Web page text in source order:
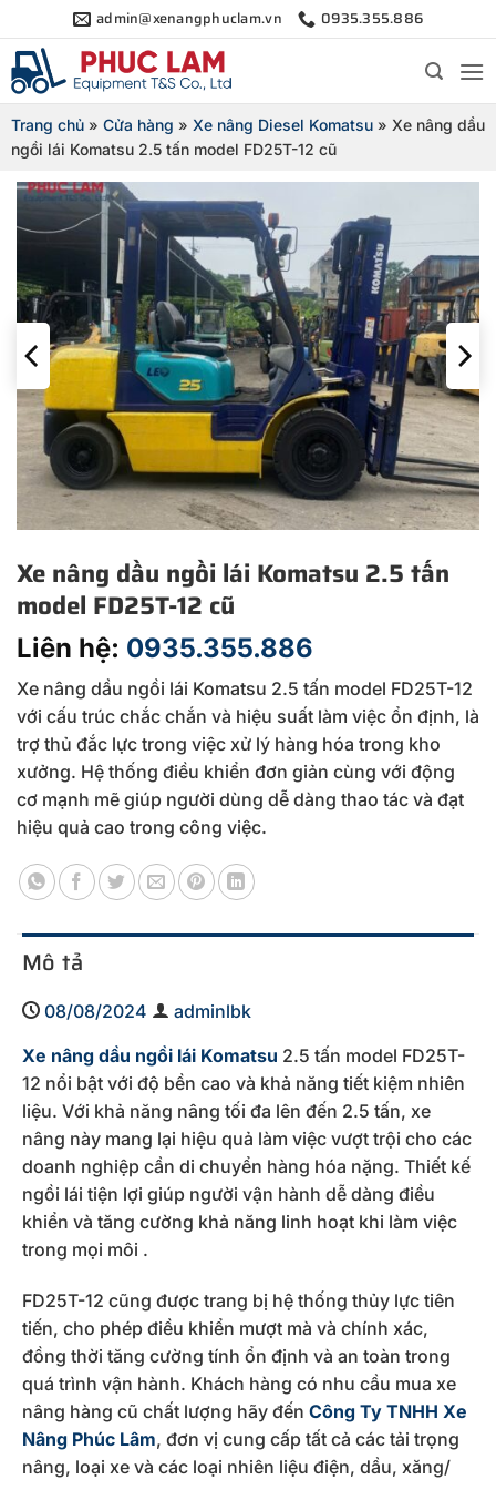
qua
nội
dung
admin@xenangphuclam.vn 0935.355.886
Trang chủ » Cửa hàng » Xe nâng Diesel Komatsu » Xe nâng dầu
ngồi lái Komatsu 2.5 tấn model FD25T-12 cũ
Xe nâng dầu ngồi lái Komatsu 2.5 tấn
model FD25T-12 cũ
Liên hệ: 0935.355.886
Xe nâng dầu ngồi lái Komatsu 2.5 tấn model FD25T-12
với cấu trúc chắc chắn và hiệu suất làm việc ổn định, là
trợ thủ đắc lực trong việc xử lý hàng hóa trong kho
xưởng. Hệ thống điều khiển đơn giản cùng với động
cơ mạnh mẽ giúp người dùng dễ dàng thao tác và đạt
hiệu quả cao trong công việc.
Mô tả
08/08/2024
adminlbk
Xe nâng dầu ngồi lái Komatsu 2.5 tấn model FD25T-
12 nổi bật với độ bền cao và khả năng tiết kiệm nhiên
liệu. Với khả năng nâng tối đa lên đến 2.5 tấn, xe
nâng này mang lại hiệu quả làm việc vượt trội cho các
doanh nghiệp cần di chuyển hàng hóa nặng. Thiết kế
ngồi lái tiện lợi giúp người vận hành dễ dàng điều
khiển và tăng cường khả năng linh hoạt khi làm việc
trong mọi môi .
FD25T-12 cũng được trang bị hệ thống thủy lực tiên
tiến, cho phép điều khiển mượt mà và chính xác,
đồng thời tăng cường tính ổn định và an toàn trong
quá trình vận hành. Khách hàng có nhu cầu mua xe
nâng hàng cũ chất lượng hãy đến Công Ty TNHH Xe
Nâng Phúc Lâm, đơn vị cung cấp tất cả các tải trọng
nâng, loại xe và các loại nhiên liệu điện, dầu, xăng/